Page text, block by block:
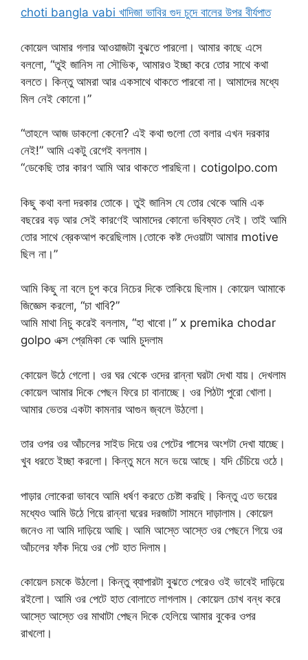
choti bangla vabi খাদিজা ভাবির গুদ চুদে বালের উপর বীর্যপাত
কোয়েল আমার গলার আওয়াজটা বুঝতে পারলো। আমার কাছে এসে
বললো, “তুই জানিস না সৌভিক, আমারও ইচ্ছা করে তোর সাথে কথা
বলতে। কিন্তু আমরা আর একসাথে থাকতে পারবো না। আমাদের মধ্যে
মিল নেই কোনো।”
“তাহলে আজ ডাকলো কেনো? এই কথা গুলো তো বলার এখন দরকার
নেই!” আমি একটু রেগেই বললাম।
“ডেকেছি তার কারণ আমি আর থাকতে পারছিনা। cotigolpo.com
কিছু কথা বলা দরকার তোকে। তুই জানিস যে তোর থেকে আমি এক
বছরের বড় আর সেই কারণেই আমাদের কোনো ভবিষ্যত নেই। তাই আমি
তোর সাথে ব্রেকআপ করেছিলাম।তোকে কষ্ট দেওয়াটা আমার motive
ছিল না।”
আমি কিছু না বলে চুপ করে নিচের দিকে তাকিয়ে ছিলাম। কোয়েল আমাকে
জিজ্ঞেস করলো, “চা খাবি?”
আমি মাথা নিচু করেই বললাম, “হা খাবো।” x premika chodar
golpo এক্স প্রেমিকা কে আমি চুদলাম
কোয়েল উঠে গেলো। ওর ঘর থেকে ওদের রান্না ঘরটা দেখা যায়। দেখলাম
কোয়েল আমার দিকে পেছন ফিরে চা বানাচ্ছে। ওর পিঠটা পুরো খোলা।
আমার ভেতর একটা কামনার আগুন জ্বলে উঠলো।
তার ওপর ওর আঁচলের সাইড দিয়ে ওর পেটের পাসের অংশটা দেখা যাচ্ছে।
খুব ধরতে ইচ্ছা করলো। কিন্তু মনে মনে ভয়ে আছে। যদি চেঁচিয়ে ওঠে।
পাড়ার লোকেরা ভাববে আমি ধর্ষণ করতে চেষ্টা করছি। কিন্তু এত ভয়ের
মধ্যেও আমি উঠে গিয়ে রান্না ঘরের দরজাটা সামনে দাড়ালাম। কোয়েল
জনেও না আমি দাড়িয়ে আছি। আমি আস্তে আস্তে ওর পেছনে গিয়ে ওর
আঁচলের ফাঁক দিয়ে ওর পেট হাত দিলাম।
কোয়েল চমকে উঠলো। কিন্তু ব্যাপারটা বুঝতে পেরেও ওই ভাবেই দাড়িয়ে
রইলো। আমি ওর পেটে হাত বোলাতে লাগলাম। কোয়েল চোখ বন্ধ করে
আস্তে আস্তে ওর মাথাটা পেছন দিকে হেলিয়ে আমার বুকের ওপর
রাখলো।